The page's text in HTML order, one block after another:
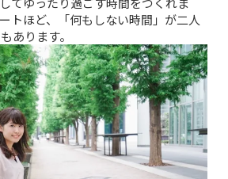
トほど、「何もしない時間」が二人
あります。